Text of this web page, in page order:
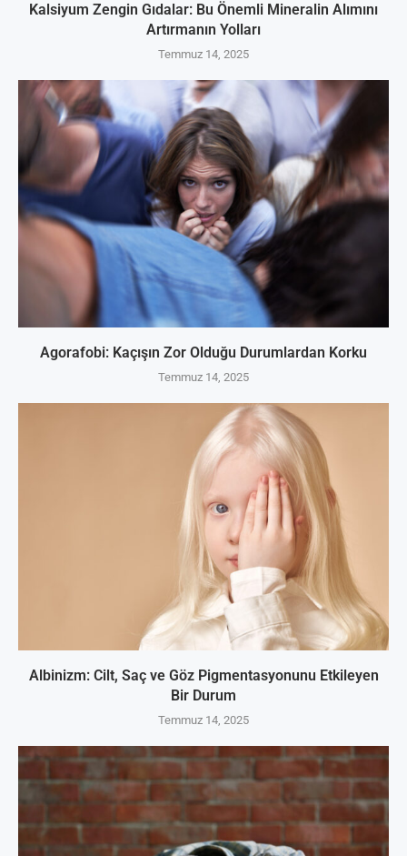
Kalsiyum Zengin Gıdalar: Bu Önemli Mineralin Alımını
Artırmanın Yolları
Temmuz 14, 2025
Agorafobi: Kaçışın Zor Olduğu Durumlardan Korku
Temmuz 14, 2025
Albinizm: Cilt, Saç ve Göz Pigmentasyonunu Etkileyen
Bir Durum
Temmuz 14, 2025